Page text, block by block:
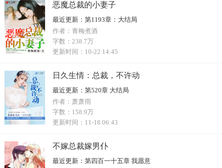
恶魔总裁的小妻子
最近更新： 第1193章：大结局
作者： 青梅煮酒
字数： 238.7万
更新时间： 10-22 14:45
日久生情：总裁，不许动
最近更新：
第520章 大结局
作者： 萧萧雨
字数： 158.9万
更新时间： 11-18 06:43
不嫁总裁嫁男仆
最近更新： 第四百一十五章 我愿意